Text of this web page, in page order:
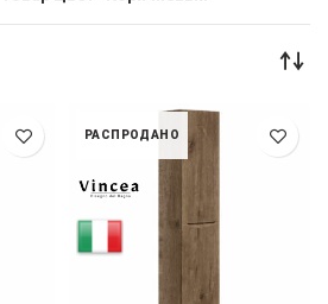
РАСПРОДАНО